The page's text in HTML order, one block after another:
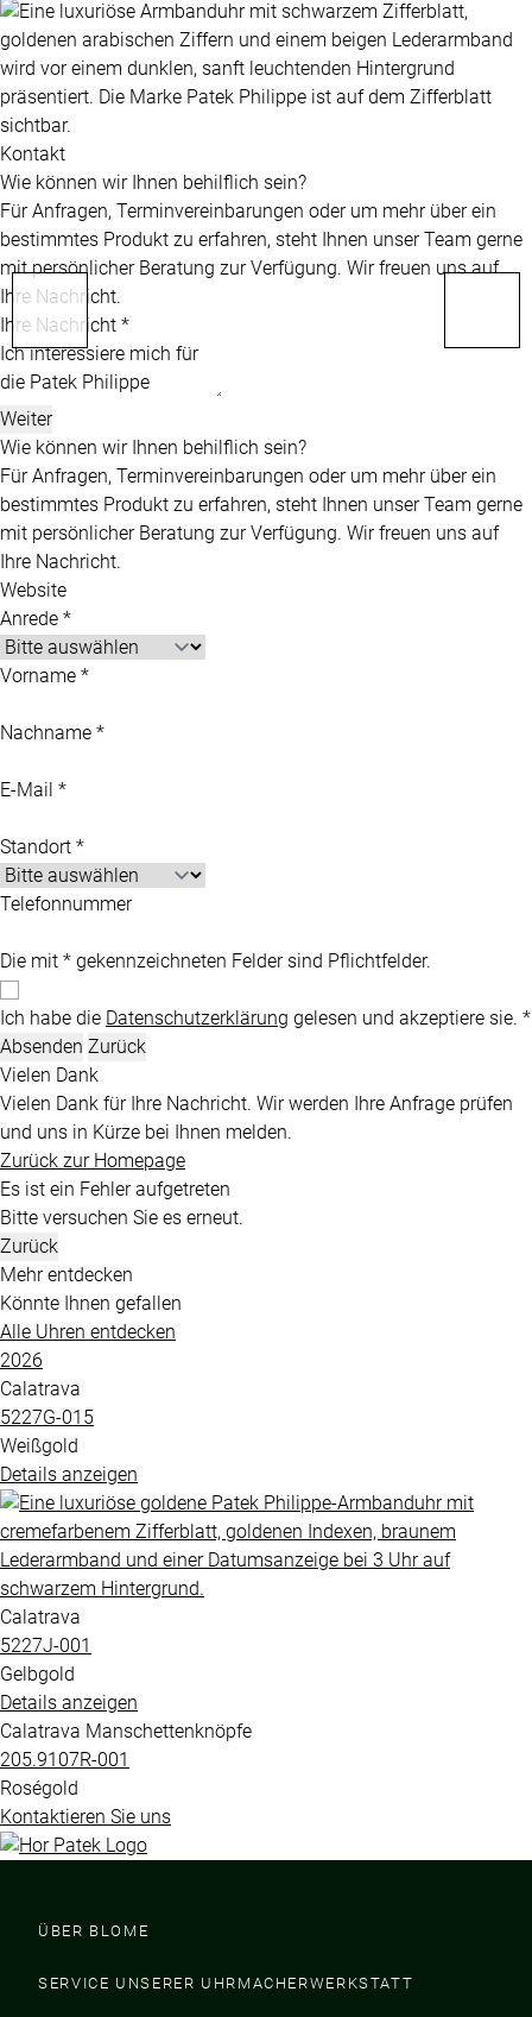
Kontakt
Wie können wir Ihnen behilflich sein?
Für Anfragen, Terminvereinbarungen oder um mehr über ein
bestimmtes Produkt zu erfahren, steht Ihnen unser Team gerne
mit persönlicher Beratung zur Verfügung. Wir freuen uns auf
Ihre Nachricht.
Ihre Nachricht *
Weiter
Wie können wir Ihnen behilflich sein?
Für Anfragen, Terminvereinbarungen oder um mehr über ein
bestimmtes Produkt zu erfahren, steht Ihnen unser Team gerne
mit persönlicher Beratung zur Verfügung. Wir freuen uns auf
Ihre Nachricht.
Website
Anrede *
Vorname *
Nachname *
E-Mail *
Standort *
Telefonnummer
Die mit * gekennzeichneten Felder sind Pflichtfelder.
Ich habe die Datenschutzerklärung gelesen und akzeptiere sie. *
Absenden Zurück
Vielen Dank
Vielen Dank für Ihre Nachricht. Wir werden Ihre Anfrage prüfen
und uns in Kürze bei Ihnen melden.
Zurück zur Homepage
Es ist ein Fehler aufgetreten
Bitte versuchen Sie es erneut.
Zurück
Mehr entdecken
Könnte Ihnen gefallen
Alle Uhren entdecken
2026
Calatrava
5227G​-015
Weißgold
Details anzeigen
Calatrava
5227J​-001
Gelbgold
Details anzeigen
Calatrava Manschettenknöpfe
205.9107R​-001
Roségold
Kontaktieren Sie uns
ÜBER BLOME
SERVICE UNSERER UHRMACHERWERKSTATT